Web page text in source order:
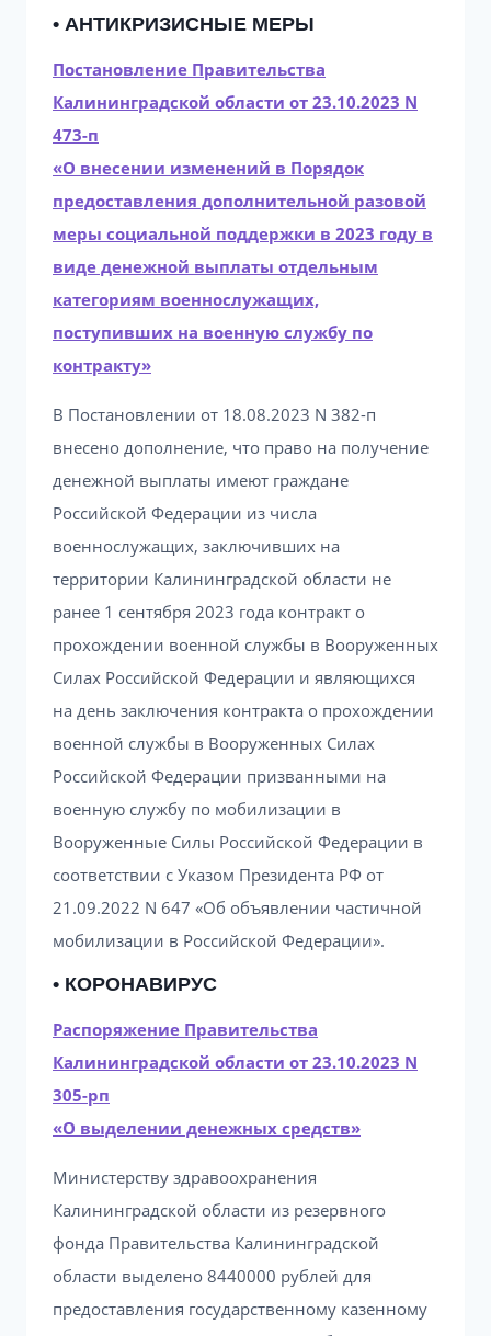
• АНТИКРИЗИСНЫЕ МЕРЫ
Постановление Правительства
Калининградской области от 23.10.2023 N
473-п
«О внесении изменений в Порядок
предоставления дополнительной разовой
меры социальной поддержки в 2023 году в
виде денежной выплаты отдельным
категориям военнослужащих,
поступивших на военную службу по
контракту»
В Постановлении от 18.08.2023 N 382-п
внесено дополнение, что право на получение
денежной выплаты имеют граждане
Российской Федерации из числа
военнослужащих, заключивших на
территории Калининградской области не
ранее 1 сентября 2023 года контракт о
прохождении военной службы в Вооруженных
Силах Российской Федерации и являющихся
на день заключения контракта о прохождении
военной службы в Вооруженных Силах
Российской Федерации призванными на
военную службу по мобилизации в
Вооруженные Силы Российской Федерации в
соответствии с Указом Президента РФ от
21.09.2022 N 647 «Об объявлении частичной
мобилизации в Российской Федерации».
• КОРОНАВИРУС
Распоряжение Правительства
Калининградской области от 23.10.2023 N
305-рп
«О выделении денежных средств»
Министерству здравоохранения
Калининградской области из резервного
фонда Правительства Калининградской
области выделено 8440000 рублей для
предоставления государственному казенному